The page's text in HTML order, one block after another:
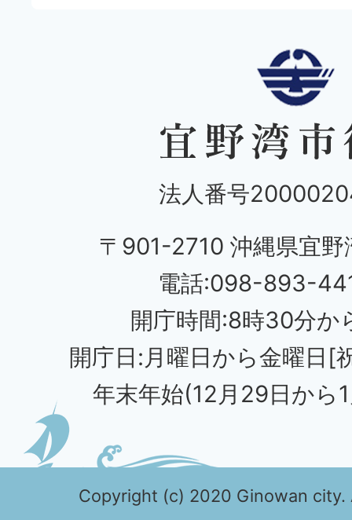
法人番号
〒901-2710 沖縄県宜野
電話:098-893-
開庁時間:8時30分か
開庁日:月曜日から金曜日[
年末年始(12月29日から
Copyright (c) 2020 Ginowan city.